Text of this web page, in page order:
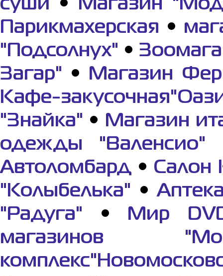
суши •
Магазин
Парикмахерская •
"Подсолнух" •
Загар" •
Магазин
Кафе-
"Знайка" •
Магазин
одежды "Валенсио"
Автоломбард • Салон
"Колыбелька" •
"Радуга" •
Мир
магазинов